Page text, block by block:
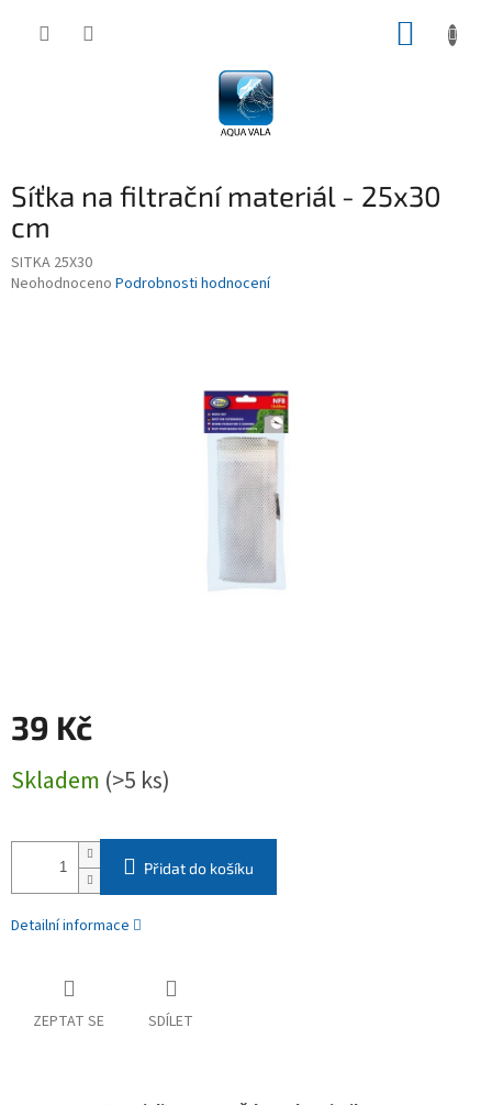
Síťka na filtrační materiál - 25x30
cm
SITKA 25X30
Průměrné
Neohodnoceno Podrobnosti hodnocení
39 Kč
cena:
Skladem (>5 ks)
Přidat do košíku
Detailní informace
ZEPTAT SE SDÍLET